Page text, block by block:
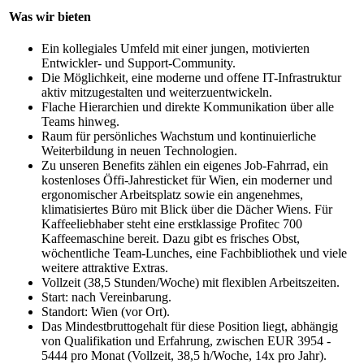
Was wir bieten
Ein kollegiales Umfeld mit einer jungen, motivierten
Entwickler- und Support-Community.
Die Möglichkeit, eine moderne und offene IT-Infrastruktur
aktiv mitzugestalten und weiterzuentwickeln.
Flache Hierarchien und direkte Kommunikation über alle
Teams hinweg.
Raum für persönliches Wachstum und kontinuierliche
Weiterbildung in neuen Technologien.
Zu unseren Benefits zählen ein eigenes Job-Fahrrad, ein
kostenloses Öffi-Jahresticket für Wien, ein moderner und
ergonomischer Arbeitsplatz sowie ein angenehmes,
klimatisiertes Büro mit Blick über die Dächer Wiens. Für
Kaffeeliebhaber steht eine erstklassige Profitec 700
Kaffeemaschine bereit. Dazu gibt es frisches Obst,
wöchentliche Team-Lunches, eine Fachbibliothek und viele
weitere attraktive Extras.
Vollzeit (38,5 Stunden/Woche) mit flexiblen Arbeitszeiten.
Start: nach Vereinbarung.
Standort: Wien (vor Ort).
Das Mindestbruttogehalt für diese Position liegt, abhängig
von Qualifikation und Erfahrung, zwischen EUR 3954 -
5444 pro Monat (Vollzeit, 38,5 h/Woche, 14x pro Jahr).